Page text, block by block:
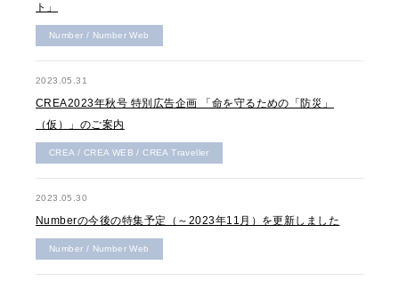
ト」
Number / Number Web
2023.05.31
CREA2023年秋号 特別広告企画 「命を守るための「防災」
（仮）」のご案内
CREA / CREA WEB / CREA Traveller
2023.05.30
Numberの今後の特集予定（～2023年11月）を更新しました
Number / Number Web